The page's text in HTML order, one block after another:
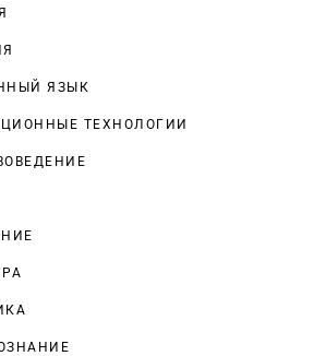
ЯЗЫК
ТЕХНОЛОГИИ